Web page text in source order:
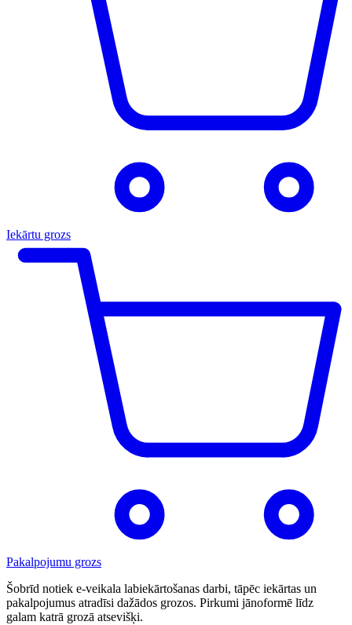
Iekārtu grozs
Pakalpojumu grozs
Šobrīd notiek e-veikala labiekārtošanas darbi, tāpēc iekārtas un
pakalpojumus atradīsi dažādos grozos. Pirkumi jānoformē līdz
galam katrā grozā atsevišķi.